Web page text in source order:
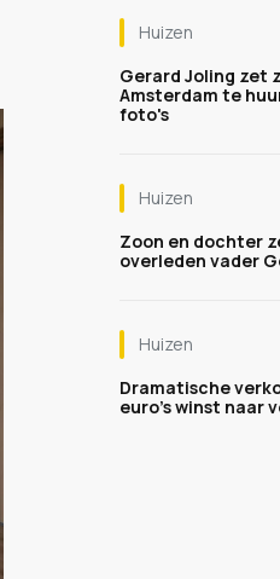
Huizen
Gerard Joling zet
Amsterdam te
foto's
Huizen
Zoon en dochter
overleden vader
Huizen
Dramatische
euro's winst naar